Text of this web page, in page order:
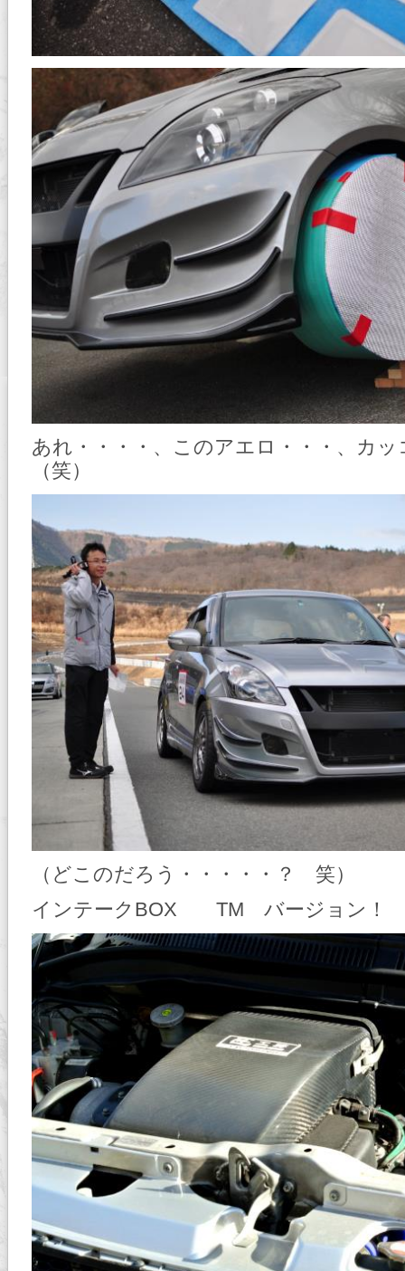
あれ・・・・、このアエロ・・・、カ
（笑）
（どこのだろう・・・・・？ 笑）
インテークBOX TM バージョン！